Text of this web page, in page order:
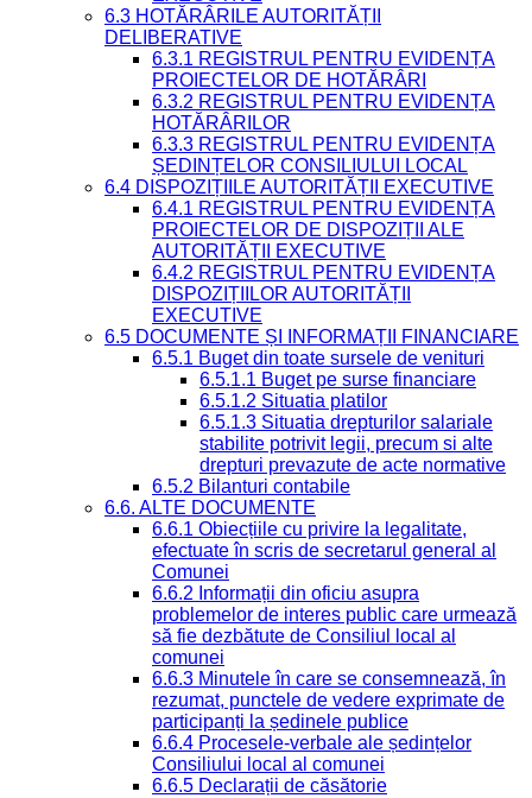
6.3 HOTĂRÂRILE AUTORITĂȚII
DELIBERATIVE
6.3.1 REGISTRUL PENTRU EVIDENȚA
PROIECTELOR DE HOTĂRÂRI
6.3.2 REGISTRUL PENTRU EVIDENȚA
HOTĂRÂRILOR
6.3.3 REGISTRUL PENTRU EVIDENȚA
ȘEDINȚELOR CONSILIULUI LOCAL
6.4 DISPOZIȚIILE AUTORITĂȚII EXECUTIVE
6.4.1 REGISTRUL PENTRU EVIDENȚA
PROIECTELOR DE DISPOZIȚII ALE
AUTORITĂȚII EXECUTIVE
6.4.2 REGISTRUL PENTRU EVIDENȚA
DISPOZIȚIILOR AUTORITĂȚII
EXECUTIVE
6.5 DOCUMENTE ȘI INFORMAȚII FINANCIARE
6.5.1 Buget din toate sursele de venituri
6.5.1.1 Buget pe surse financiare
6.5.1.2 Situatia platilor
6.5.1.3 Situatia drepturilor salariale
stabilite potrivit legii, precum si alte
drepturi prevazute de acte normative
6.5.2 Bilanturi contabile
6.6. ALTE DOCUMENTE
6.6.1 Obiecțiile cu privire la legalitate,
efectuate în scris de secretarul general al
Comunei
6.6.2 Informații din oficiu asupra
problemelor de interes public care urmează
să fie dezbătute de Consiliul local al
comunei
6.6.3 Minutele în care se consemnează, în
rezumat, punctele de vedere exprimate de
participanți la ședinele publice
6.6.4 Procesele-verbale ale ședințelor
Consiliului local al comunei
6.6.5 Declarații de căsătorie